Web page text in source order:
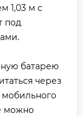
1,03 м с
под
батарею
через
можно